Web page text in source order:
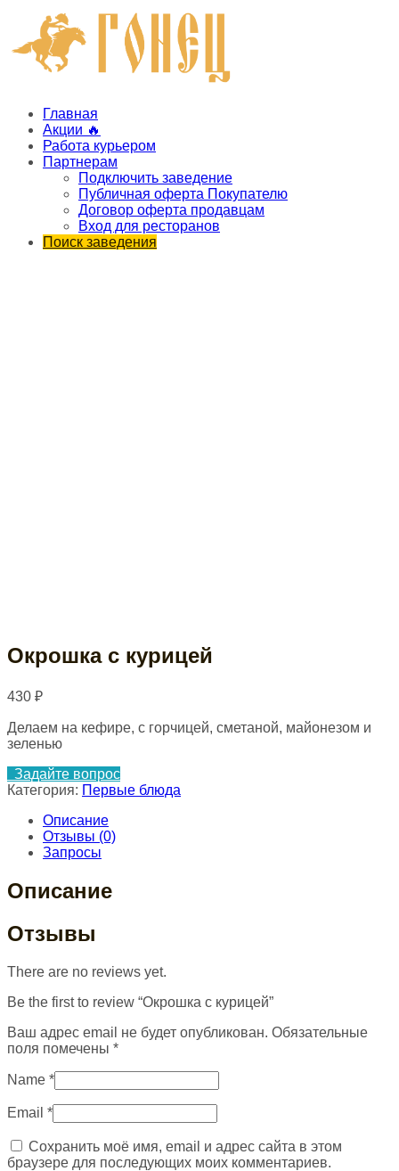
Главная
Акции 🔥
Работа курьером
Партнерам
Подключить заведение
Публичная оферта Покупателю
Договор оферта продавцам
Вход для ресторанов
Поиск заведения
Окрошка с курицей
430 ₽
Делаем на кефире, с горчицей, сметаной, майонезом и
зеленью
Задайте вопрос
Категория: Первые блюда
Описание
Отзывы (0)
Запросы
Описание
Отзывы
There are no reviews yet.
Be the first to review “Окрошка с курицей”
Ваш адрес email не будет опубликован. Обязательные
поля помечены *
Name *
Email *
Сохранить моё имя, email и адрес сайта в этом
браузере для последующих моих комментариев.